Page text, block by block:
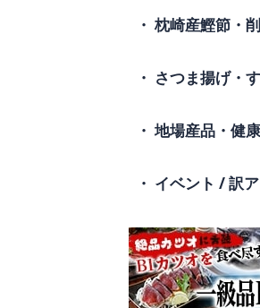
枕崎産鰹節・
さつま揚げ・
地場産品・健
イベント / 訳